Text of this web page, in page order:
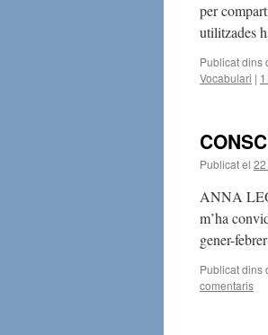
per
utilitzades
Publicat dins
Vocabulari |
Publicat el
ANNA
m’ha
gener-
Publicat dins
comentaris